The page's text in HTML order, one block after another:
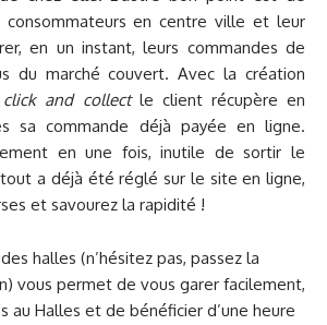
en centre ville et leur
en un instant, leurs commandes de
du marché couvert. Avec la création
click and collect le client récupère en
sa commande déjà payée en ligne.
en une fois, inutile de sortir le
a déjà été réglé sur le site en ligne,
et savourez la rapidité !
halles (n’hésitez pas, passez la
vous permet de vous garer facilement,
au Halles et de bénéficier d’une heure